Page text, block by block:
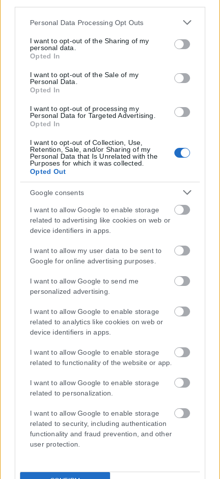
Please note that this website/app uses one or more Google
but not limited to your visit or usage behaviour. You may
click to grant or deny consent to Google and its third-party
tags to use your data for below specified purposes in below
Google consent section.
Personal Data Processing Opt Outs
I want to opt-out of the Sharing of my
personal data.
Opted In
I want to opt-out of the Sale of my
Personal Data.
Opted In
I want to opt-out of processing my
Personal Data for Targeted Advertising.
Opted In
I want to opt-out of Collection, Use,
Retention, Sale, and/or Sharing of my
Personal Data that Is Unrelated with the
Purposes for which it was collected.
Opted Out
Google consents
I want to allow Google to enable storage
related to advertising like cookies on web or
device identifiers in apps.
I want to allow my user data to be sent to
Google for online advertising purposes.
I want to allow Google to send me
personalized advertising.
I want to allow Google to enable storage
related to analytics like cookies on web or
device identifiers in apps.
I want to allow Google to enable storage
related to functionality of the website or app.
I want to allow Google to enable storage
related to personalization.
I want to allow Google to enable storage
related to security, including authentication
functionality and fraud prevention, and other
user protection.
Η εταιρεία με την επωνυμία “POLITICAL MEDIA GROUP A.E.” και κατ’
συμμορφώνονται με τη Σύσταση (ΕΕ) 2018/334 της Επιτροπής της
1ης Μαρτίου 2018 σχετικά με τα μέτρα για την αποτελεσματική
αντιμετώπιση του παράνομου περιεχομένου στο διαδίκτυο (L 63).
Μοναδικός αριθμός Μ.Η.Τ. 262048
ΤΑ ΠΡΩΤΟΣΕΛΙΔΑ ΣΗΜΕΡΑ